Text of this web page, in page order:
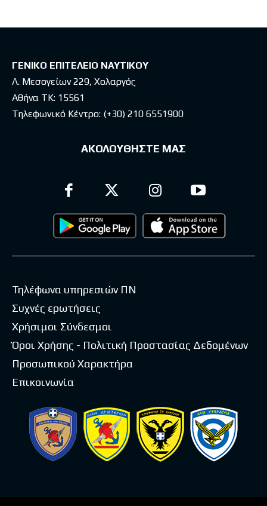
ΓΕΝΙΚΟ ΕΠΙΤΕΛΕΙΟ ΝΑΥΤΙΚΟΥ
Λ. Μεσογείων 229, Χολαργός
Αθήνα ΤΚ: 15561
Τηλεφωνικό Κέντρο: (+30) 210 6551900
ΑΚΟΛΟΥΘΗΣΤΕ ΜΑΣ
Τηλέφωνα υπηρεσιών ΠΝ
Συχνές ερωτήσεις
Χρήσιμοι Σύνδεσμοι
Όροι Χρήσης - Πολιτική Προστασίας Δεδομένων
Προσωπικού Χαρακτήρα
Επικοινωνία